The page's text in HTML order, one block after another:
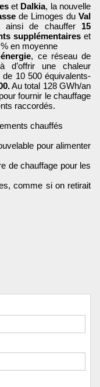
et Dalkia, la nouvelle
de Limoges du Val
ainsi de chauffer 15
supplémentaires et
en moyenne
, ce réseau de
d’offrir une chaleur
10 500 équivalents-
Au total 128 GWh/an
fournir le chauffage
raccordés.
chauffés
pour alimenter
chauffage pour les
si on retirait